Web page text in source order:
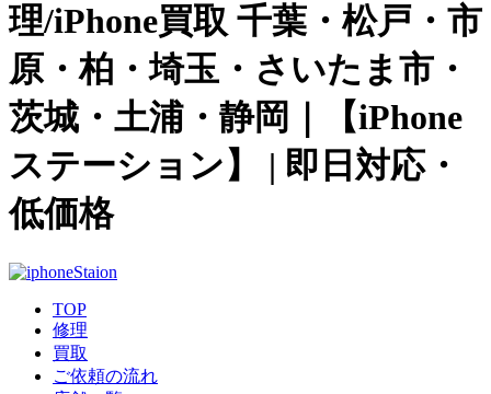
理/iPhone買取 千葉・松戸・市
原・柏・埼玉・さいたま市・
茨城・土浦・静岡｜【iPhone
ステーション】 | 即日対応・
低価格
TOP
修理
買取
ご依頼の流れ